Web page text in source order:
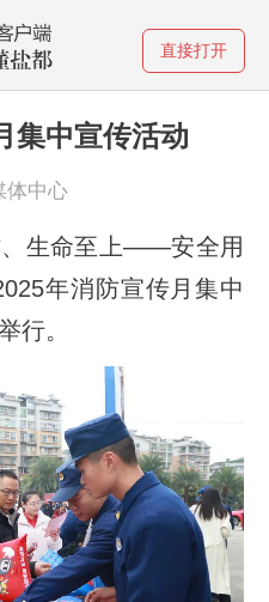
直接打开
集中宣传活动
体中心
、生命至上——安全用
年消防宣传月集中
行。